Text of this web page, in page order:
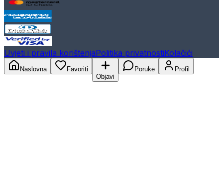
Uvjeti i pravila korištenjaPolitika privatnostiKolačići
Naslovna
Favoriti
Objavi
Poruke Profil